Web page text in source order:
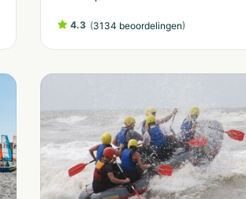
4.3 (3134 beoordelingen)